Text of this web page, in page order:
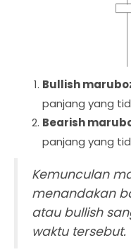
Bullish
panjang yang
Bearish
panjang yang
Kemunculan
menandakan
atau bullish
waktu tersebut.